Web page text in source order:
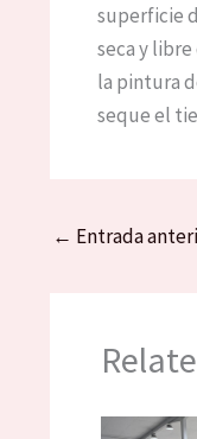
superficie
seca y
la pintura
seque el
← Entrada